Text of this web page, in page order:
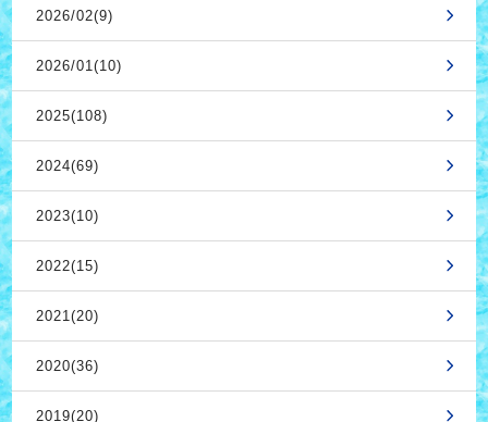
2026/02(9)
2026/01(10)
2025(108)
2024(69)
2023(10)
2022(15)
2021(20)
2020(36)
2019(20)